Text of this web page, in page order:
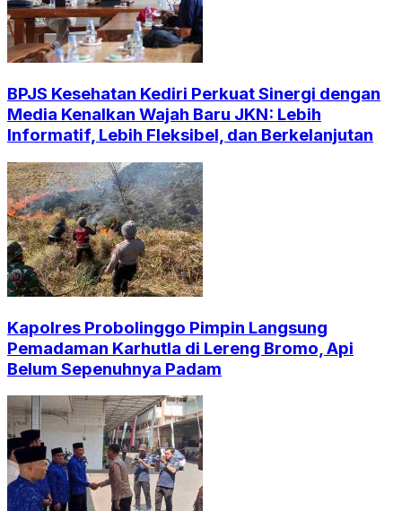
BPJS Kesehatan Kediri Perkuat Sinergi dengan
Media Kenalkan Wajah Baru JKN: Lebih
Informatif, Lebih Fleksibel, dan Berkelanjutan
Kapolres Probolinggo Pimpin Langsung
Pemadaman Karhutla di Lereng Bromo, Api
Belum Sepenuhnya Padam